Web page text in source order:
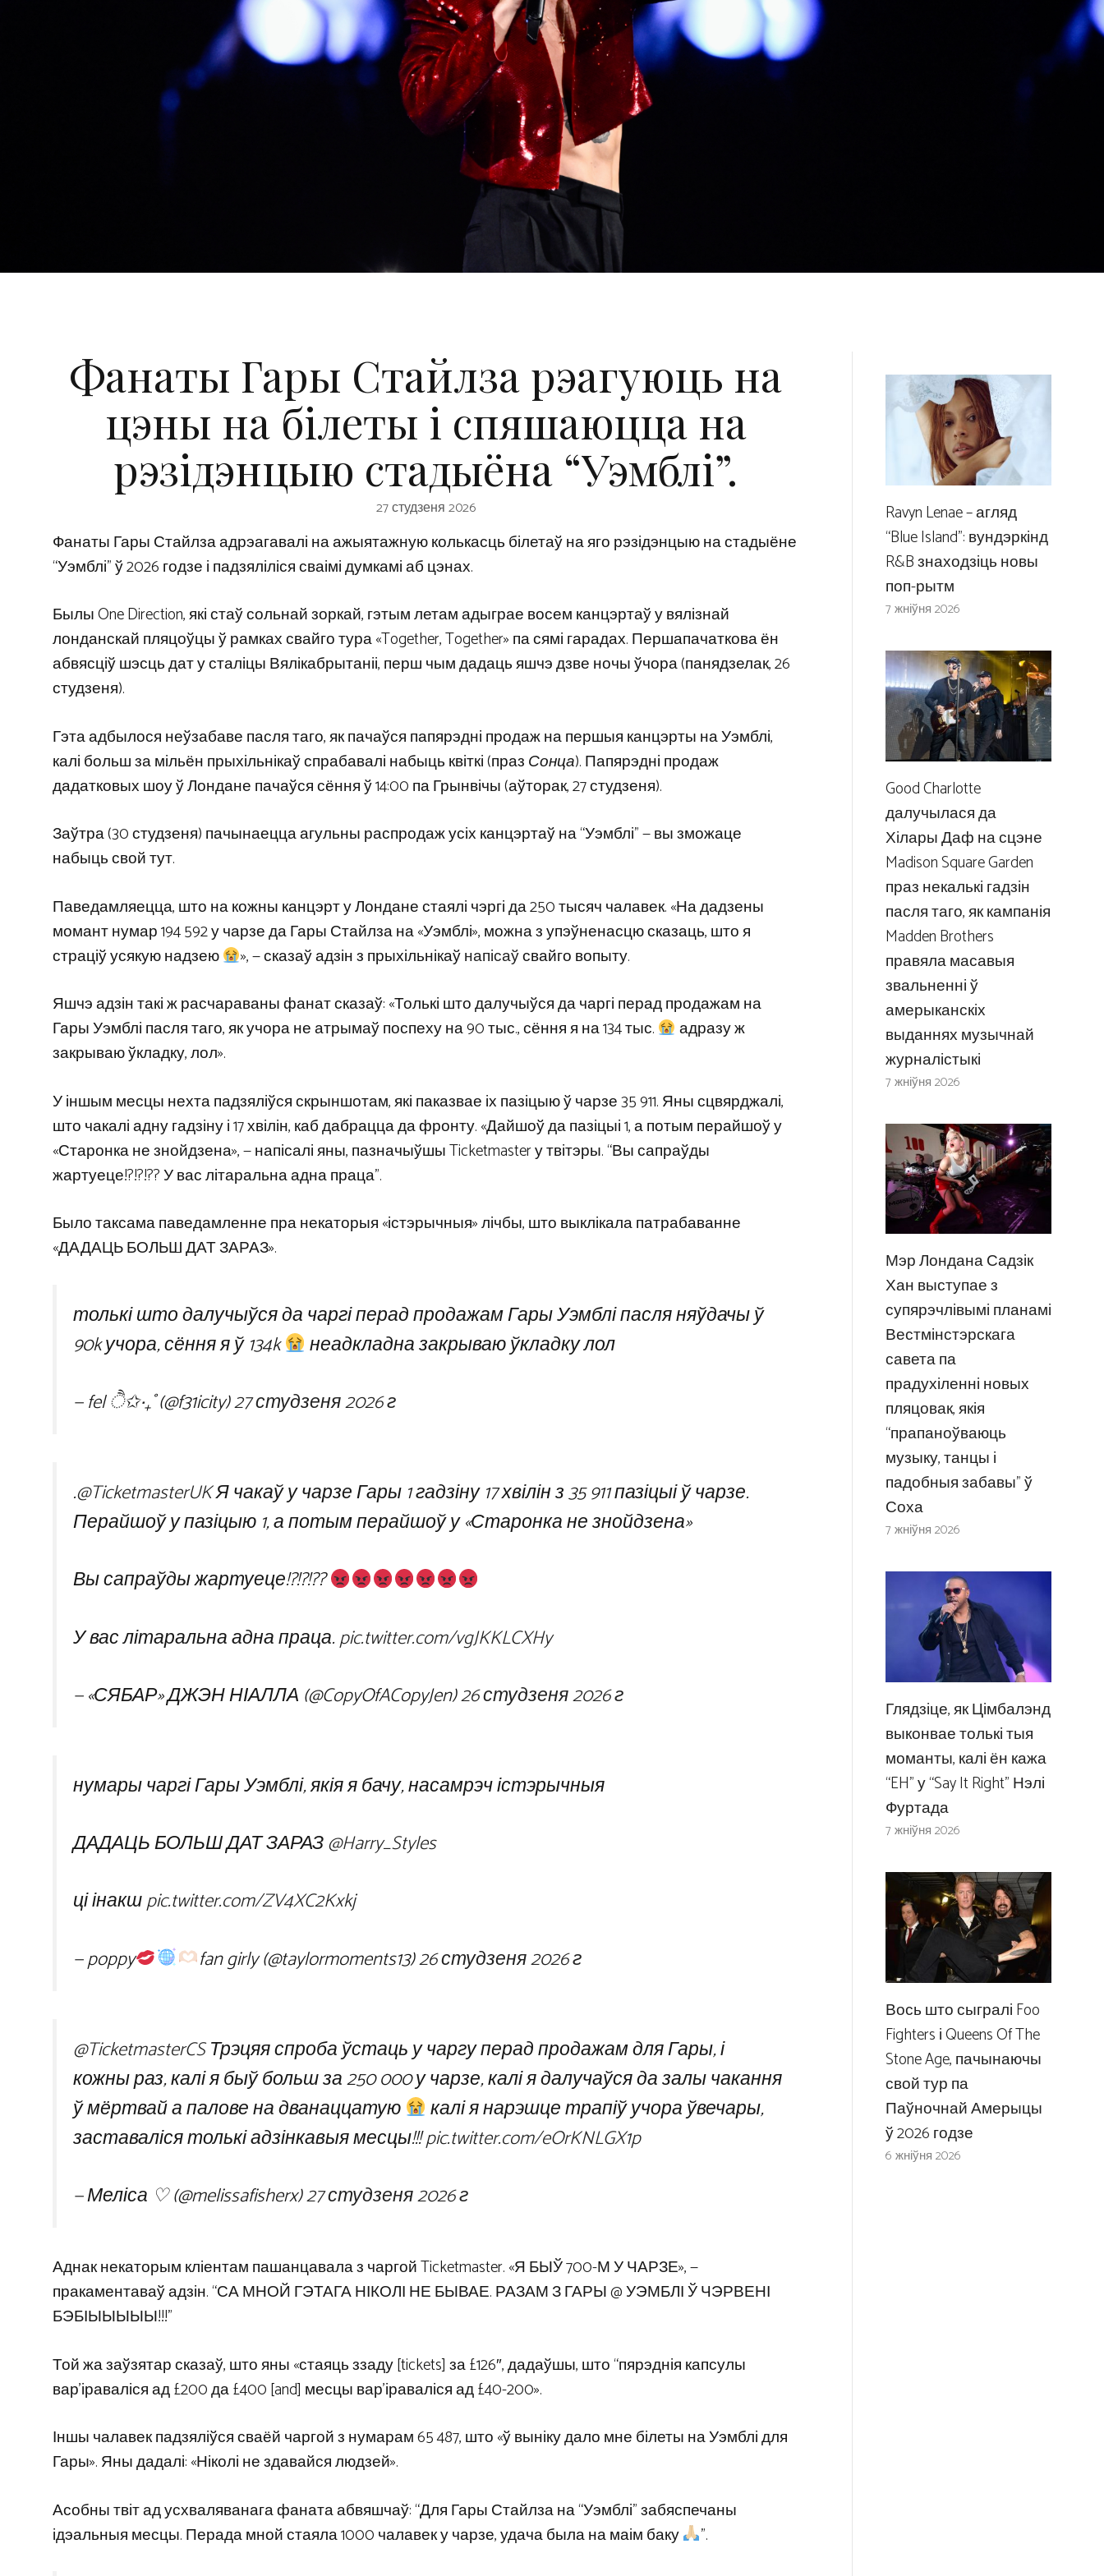
Фанаты Гары Стайлза рэагуюць на
цэны на білеты і спяшаюцца на
рэзідэнцыю стадыёна “Уэмблі”.
27 студзеня 2026
Фанаты Гары Стайлза адрэагавалі на ажыятажную колькасць білетаў на яго рэзідэнцыю на стадыёне
“Уэмблі” ў 2026 годзе і падзяліліся сваімі думкамі аб цэнах.
Былы One Direction, які стаў сольнай зоркай, гэтым летам адыграе восем канцэртаў у вялізнай
лонданскай пляцоўцы ў рамках свайго тура «Together, Together» па сямі гарадах. Першапачаткова ён
абвясціў шэсць дат у сталіцы Вялікабрытаніі, перш чым дадаць яшчэ дзве ночы ўчора (панядзелак, 26
студзеня).
Гэта адбылося неўзабаве пасля таго, як пачаўся папярэдні продаж на першыя канцэрты на Уэмблі,
калі больш за мільён прыхільнікаў спрабавалі набыць квіткі (празСонца). Папярэдні продаж
дадатковых шоу ў Лондане пачаўся сёння ў 14:00 па Грынвічы (аўторак, 27 студзеня).
Заўтра (30 студзеня) пачынаецца агульны распродаж усіх канцэртаў на “Уэмблі” — вы зможаце
набыць свой тут.
Паведамляецца, што на кожны канцэрт у Лондане стаялі чэргі да 250 тысяч чалавек. «На дадзены
момант нумар 194 592 у чарзе да Гары Стайлза на «Уэмблі», можна з упэўненасцю сказаць, што я
страціў усякую надзею
», — сказаў адзін з прыхільнікаўнапісаўсвайго вопыту.
Яшчэ адзін такі ж расчараваны фанат сказаў: «Толькі што далучыўся да чаргі перад продажам на
Гары Уэмблі пасля таго, як учора не атрымаў поспеху на 90 тыс., сёння я на 134 тыс.
адразу ж
закрываю ўкладку, лол».
У іншым месцы нехта падзяліўся скрыншотам, які паказвае іх пазіцыю ў чарзе 35 911. Яны сцвярджалі,
што чакалі адну гадзіну і 17 хвілін, каб дабрацца да фронту. «Дайшоў да пазіцыі 1, а потым перайшоў у
«Старонка не знойдзена», — напісалі яны, пазначыўшы Ticketmaster у твітэры. “Вы сапраўды
жартуеце!?!?!?? У вас літаральна адна праца”.
Было таксама паведамленне пра некаторыя «істэрычныя» лічбы, што выклікала патрабаванне
«ДАДАЦЬ БОЛЬШ ДАТ ЗАРАЗ».
толькі што далучыўся да чаргі перад продажам Гары Уэмблі пасля няўдачы ў
90k учора, сёння я ў 134k
неадкладна закрываю ўкладку лол
— fel ੈ✩‧₊˚ (@f31icity)27 студзеня 2026 г
.@TicketmasterUKЯ чакаў у чарзе Гары 1 гадзіну 17 хвілін з 35 911 пазіцыі ў чарзе.
Перайшоў у пазіцыю 1, а потым перайшоў у «Старонка не знойдзена»
Вы сапраўды жартуеце!?!?!??
У вас літаральна адна праца.pic.twitter.com/vgJKKLCXHy
— «СЯБАР» ДЖЭН НІАЛЛА (@CopyOfACopyJen)26 студзеня 2026 г
нумары чаргі Гары Уэмблі, якія я бачу, насамрэч істэрычныя
ДАДАЦЬ БОЛЬШ ДАТ ЗАРАЗ@Harry_Styles
ці інакшpic.twitter.com/ZV4XC2Kxkj
— poppy
fan girly (@taylormoments13)26 студзеня 2026 г
@TicketmasterCSТрэцяя спроба ўстаць у чаргу перад продажам для Гары, і
кожны раз, калі я быў больш за 250 000 у чарзе, калі я далучаўся да залы чакання
ў мёртвай а палове на дванаццатую
калі я нарэшце трапіў учора ўвечары,
заставаліся толькі адзінкавыя месцы!!!pic.twitter.com/eOrKNLGX1p
— Меліса ♡ (@melissafisherx)27 студзеня 2026 г
Аднак некаторым кліентам пашанцавала з чаргой Ticketmaster. «Я БЫЎ 700-М У ЧАРЗЕ», —
пракаментаваў адзін. “СА МНОЙ ГЭТАГА НІКОЛІ НЕ БЫВАЕ. РАЗАМ З ГАРЫ @ УЭМБЛІ Ў ЧЭРВЕНІ
БЭБІЫЫЫЫЫ!!!”
Той жа заўзятар сказаў, што яны «стаяць ззаду [tickets] за £126″, дадаўшы, што “пярэднія капсулы
вар’іраваліся ад £200 да £400 [and] месцы вар’іраваліся ад £40-200».
Іншы чалавек падзяліўся сваёй чаргой з нумарам 65 487, што «ў выніку дало мне білеты на Уэмблі для
Гары». Яны дадалі: «Ніколі не здавайся людзей».
Асобны твіт ад усхваляванага фаната абвяшчаў: “Для Гары Стайлза на “Уэмблі” забяспечаны
ідэальныя месцы. Перада мной стаяла 1000 чалавек у чарзе, удача была на маім баку
”.
Ravyn Lenae – агляд
“Blue Island”: вундэркінд
R&B знаходзіць новы
поп-рытм
7 жніўня 2026
Good Charlotte
далучылася да
Хілары Даф на сцэне
Madison Square Garden
праз некалькі гадзін
пасля таго, як кампанія
Madden Brothers
правяла масавыя
звальненні ў
амерыканскіх
выданнях музычнай
журналістыкі
7 жніўня 2026
Мэр Лондана Садзік
Хан выступае з
супярэчлівымі планамі
Вестмінстэрскага
савета па
прадухіленні новых
пляцовак, якія
“прапаноўваюць
музыку, танцы і
падобныя забавы” ў
Соха
7 жніўня 2026
Глядзіце, як Цімбалэнд
выконвае толькі тыя
моманты, калі ён кажа
“EH” у “Say It Right” Нэлі
Фуртада
7 жніўня 2026
Вось што сыгралі Foo
Fighters і Queens Of The
Stone Age, пачынаючы
свой тур па
Паўночнай Амерыцы
ў 2026 годзе
6 жніўня 2026